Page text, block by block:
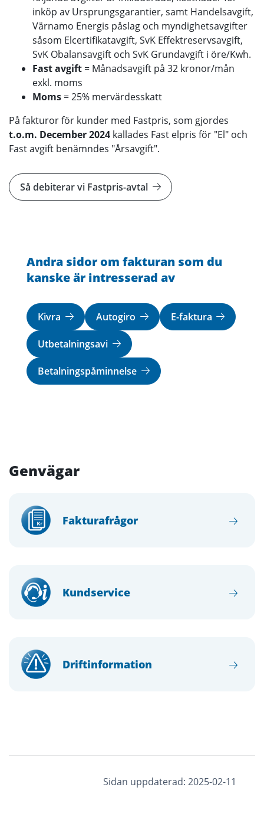
inköp av Ursprungsgarantier, samt Handelsavgift,
Värnamo Energis påslag och myndighetsavgifter
såsom Elcertifikatavgift, SvK Effektreservsavgift,
SvK Obalansavgift och SvK Grundavgift i öre/Kwh.
Fast avgift = Månadsavgift på 32 kronor/mån
exkl. moms
Moms = 25% mervärdesskatt
På fakturor för kunder med Fastpris, som gjordes
t.o.m. December 2024 kallades Fast elpris för "El" och
Fast avgift benämndes "Årsavgift".
Så debiterar vi Fastpris-avtal
Andra sidor om fakturan som du
kanske är intresserad av
Kivra Autogiro E-faktura
Utbetalningsavi
Betalningspåminnelse
Genvägar
Fakturafrågor
Kundservice
Driftinformation
Sidan uppdaterad: 2025-02-11